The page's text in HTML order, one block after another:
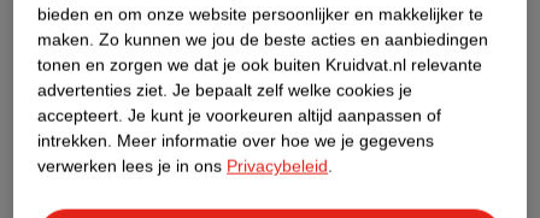
Dit product heeft (nog) geen Nature
Impact Score.
Meer informatie
Bestel & Bezorginformatie
bieden en om onze website persoonlijker en makkelijker te
maken. Zo kunnen we jou de beste acties en aanbiedingen
tonen en zorgen we dat je ook buiten Kruidvat.nl relevante
advertenties ziet. Je bepaalt zelf welke cookies je
accepteert. Je kunt je voorkeuren altijd aanpassen of
intrekken. Meer informatie over hoe we je gegevens
verwerken lees je in ons Privacybeleid.